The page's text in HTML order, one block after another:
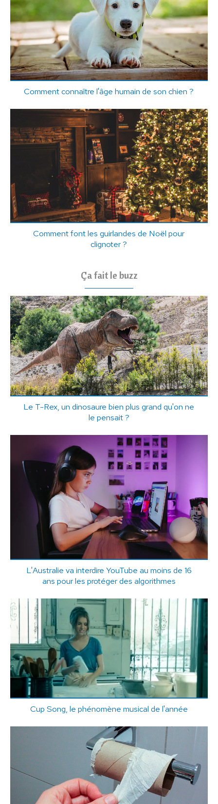
Comment connaître l'âge humain de son chien ?
Comment font les guirlandes de Noël pour
clignoter ?
Ça fait le buzz
Le T-Rex, un dinosaure bien plus grand qu'on ne
le pensait ?
L'Australie va interdire YouTube au moins de 16
ans pour les protéger des algorithmes
Cup Song, le phénomène musical de l'année